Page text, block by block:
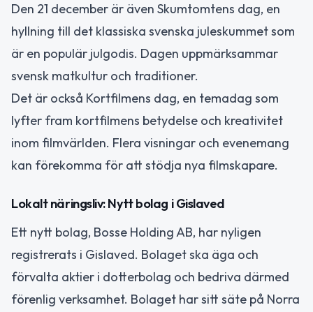
Den 21 december är även Skumtomtens dag, en
hyllning till det klassiska svenska juleskummet som
är en populär julgodis. Dagen uppmärksammar
svensk matkultur och traditioner.
Det är också Kortfilmens dag, en temadag som
lyfter fram kortfilmens betydelse och kreativitet
inom filmvärlden. Flera visningar och evenemang
kan förekomma för att stödja nya filmskapare.
Lokalt näringsliv: Nytt bolag i Gislaved
Ett nytt bolag, Bosse Holding AB, har nyligen
registrerats i Gislaved. Bolaget ska äga och
förvalta aktier i dotterbolag och bedriva därmed
förenlig verksamhet. Bolaget har sitt säte på Norra